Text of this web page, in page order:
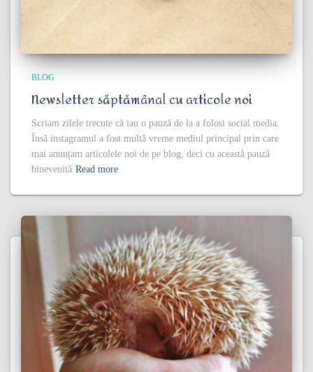
BLOG
Newsletter săptămânal cu articole noi
Scriam zilele trecute că iau o pauză de la a folosi social media.
Însă instagramul a fost multă vreme mediul principal prin care
mai anunțam articolele noi de pe blog, deci cu această pauză
binevenită Read more